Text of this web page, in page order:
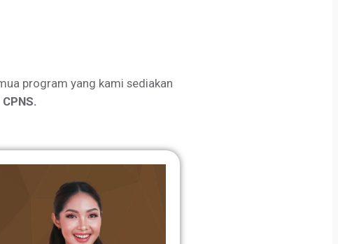
program yang kami sediakan
CPNS.